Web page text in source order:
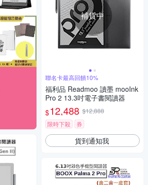
補貨中
聯名卡最高回饋10%
福利品 Readmoo 讀墨 mooInk
Pro 2 13.3吋電子書閱讀器
$12,488 $12,888
限時下殺
券
貨到通知我